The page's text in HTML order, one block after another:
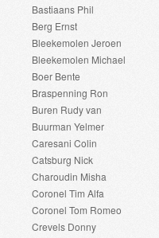
Bastiaans Phil
Berg Ernst
Bleekemolen Jeroen
Bleekemolen Michael
Boer Bente
Braspenning Ron
Buren Rudy van
Buurman Yelmer
Caresani Colin
Catsburg Nick
Charoudin Misha
Coronel Tim Alfa
Coronel Tom Romeo
Crevels Donny